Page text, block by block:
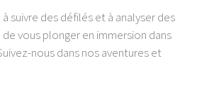
suivre des défilés et à analyser des
vous plonger en immersion dans
nous dans nos aventures et